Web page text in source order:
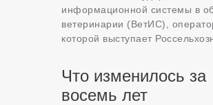
информационной системы в
ветеринарии (ВетИС),
которой выступает
Что изменилось за
восемь лет